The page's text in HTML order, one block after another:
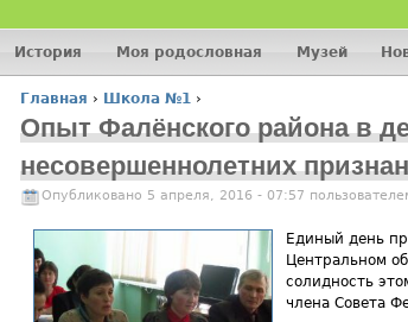
Вы здесь
Главная › Школа №1 ›
Опыт Фалёнского района в
несовершеннолетних
Опубликовано 5 апреля, 2016 - 07:57
Единый день
Центральном
солидность
члена Совета
История Моя родословная Музей